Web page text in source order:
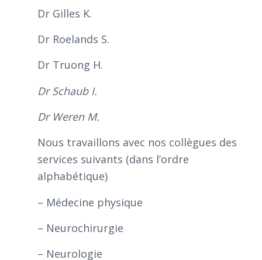
Dr Gilles K.
Dr Roelands S.
Dr Truong H.
Dr Schaub I.
Dr Weren M.
Nous travaillons avec nos collègues des
services suivants (dans l’ordre
alphabétique)
– Médecine physique
– Neurochirurgie
– Neurologie